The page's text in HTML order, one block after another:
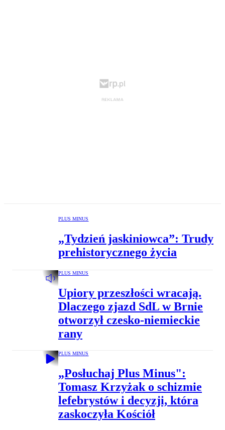
PLUS MINUS
„Tydzień jaskiniowca”: Trudy
prehistorycznego życia
PLUS MINUS
Upiory przeszłości wracają.
Dlaczego zjazd SdL w Brnie
otworzył czesko-niemieckie
rany
PLUS MINUS
„Posłuchaj Plus Minus":
Tomasz Krzyżak o schizmie
lefebrystów i decyzji, która
zaskoczyła Kościół